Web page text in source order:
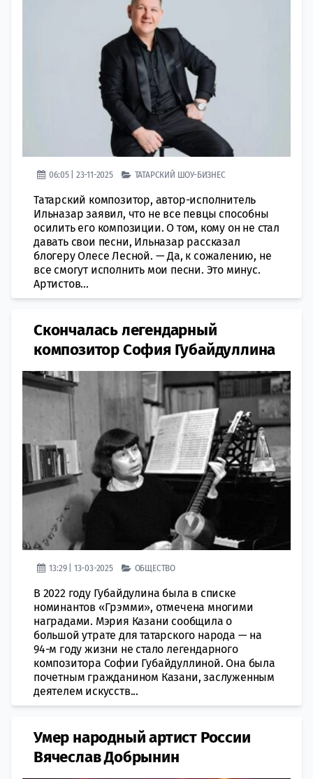
06:05 | 23-11-2025 ТАТАРСКИЙ ШОУ-БИЗНЕС
Татарский композитор, автор-исполнитель
Ильназар заявил, что не все певцы способны
осилить его композиции. О том, кому он не стал
давать свои песни, Ильназар рассказал
блогеру Олесе Лесной. — Да, к сожалению, не
все смогут исполнить мои песни. Это минус.
Артистов...
Скончалась легендарный
композитор София Губайдуллина
13:29 | 13-03-2025 ОБЩЕСТВО
В 2022 году Губайдулина была в списке
номинантов «Грэмми», отмечена многими
наградами. Мэрия Казани сообщила о
большой утрате для татарского народа — на
94-м году жизни не стало легендарного
композитора Софии Губайдуллиной. Она была
почетным гражданином Казани, заслуженным
деятелем искусств...
Умер народный артист России
Вячеслав Добрынин